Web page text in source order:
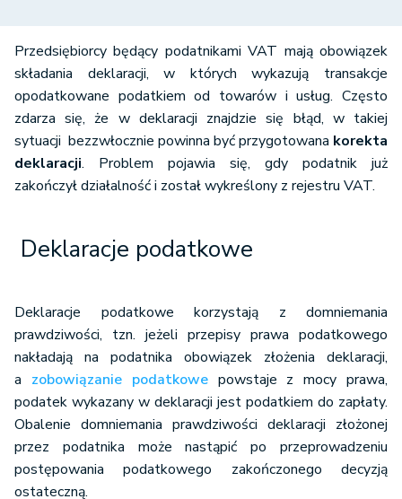
Przedsiębiorcy będący podatnikami VAT mają obowiązek
składania deklaracji, w których wykazują transakcje
opodatkowane podatkiem od towarów i usług. Często
zdarza się, że w deklaracji znajdzie się błąd, w takiej
sytuacji bezzwłocznie powinna być przygotowana korekta
deklaracji. Problem pojawia się, gdy podatnik już
zakończył działalność i został wykreślony z rejestru VAT.
Deklaracje podatkowe
Deklaracje podatkowe korzystają z domniemania
prawdziwości, tzn. jeżeli przepisy prawa podatkowego
nakładają na podatnika obowiązek złożenia deklaracji,
a zobowiązanie podatkowepowstaje z mocy prawa,
podatek wykazany w deklaracji jest podatkiem do zapłaty.
Obalenie domniemania prawdziwości deklaracji złożonej
przez podatnika może nastąpić po przeprowadzeniu
postępowania podatkowego zakończonego decyzją
ostateczną.